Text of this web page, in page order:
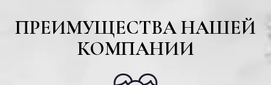
ПРЕИМУЩЕСТВА НАШЕЙ
КОМПАНИИ